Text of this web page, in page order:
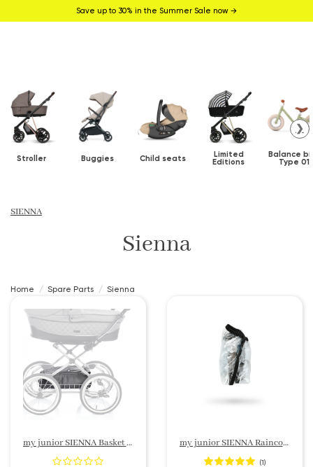
Save up to 30% in the Summer Sale now →
Stroller Buggies Child seats Limited
Editions
Balance
Type 01
❯
SIENNA
Sienna
Home Spare Parts Sienna
my junior SIENNA Basket Bag my junior SIENNA Raincover
(1)